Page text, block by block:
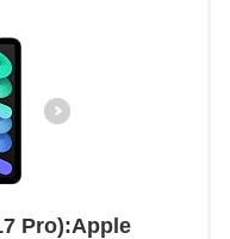
Pro):Apple